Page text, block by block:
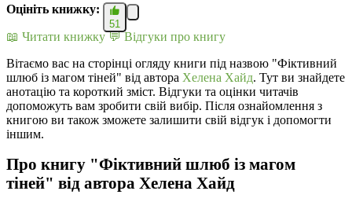
Оцініть книжку:
51
📖 Читати книжку 💬 Відгуки про книгу
Вітаємо вас на сторінці огляду книги під назвою "Фіктивний
шлюб із магом тіней" від автора Хелена Хайд. Тут ви знайдете
анотацію та короткий зміст. Відгуки та оцінки читачів
допоможуть вам зробити свій вибір. Після ознайомлення з
книгою ви також зможете залишити свій відгук і допомогти
іншим.
Про книгу "Фіктивний шлюб із магом
тіней" від автора Хелена Хайд